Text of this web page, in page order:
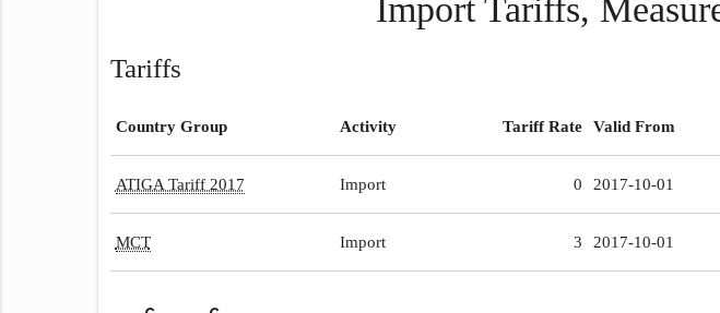
Import Tariffs,
Tariffs
Country Group Activity Tariff Rate Valid From
ATIGA Tariff 2017 Import 0 2017-10-01
MCT Import 3 2017-10-01